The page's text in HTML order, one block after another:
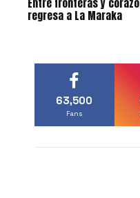
Entre fronteras y
regresa a La Maraka
63,500
Fans